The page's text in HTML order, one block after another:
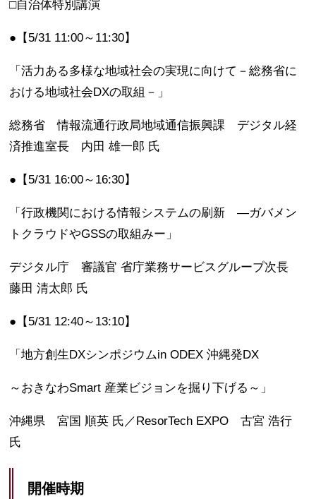
□自治体特別講演
●【5/31 11:00～11:30】
「活力ある多様な地域社会の実現に向けて－総務省に
おける地域社会DXの取組－」
総務省 情報流通行政局地域通信振興課 デジタル経
済推進室長 内田 雄一郎 氏
●【5/31 16:00～16:30】
「行政機関における情報システムの刷新 ―ガバメン
トクラウドやGSSの取組みー」
デジタル庁 審議官 省庁業務サービスグループ次長
藤田 清太郎 氏
●【5/31 12:40～13:10】
「地方創生DXシンポジウムin ODEX 沖縄発DX
～おきなわSmart 産業ビジョンを掘り下げる～」
沖縄県 宮国 順英 氏／ResorTech EXPO 古宮 浩行
氏
開催時期